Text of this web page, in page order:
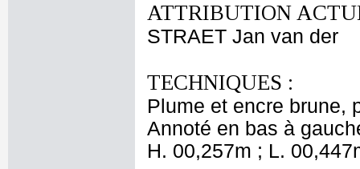
ATTRIBUTION
STRAET Jan van der
TECHNIQUES :
Plume et encre brune,
Annoté en bas à
H. 00,257m ; L.